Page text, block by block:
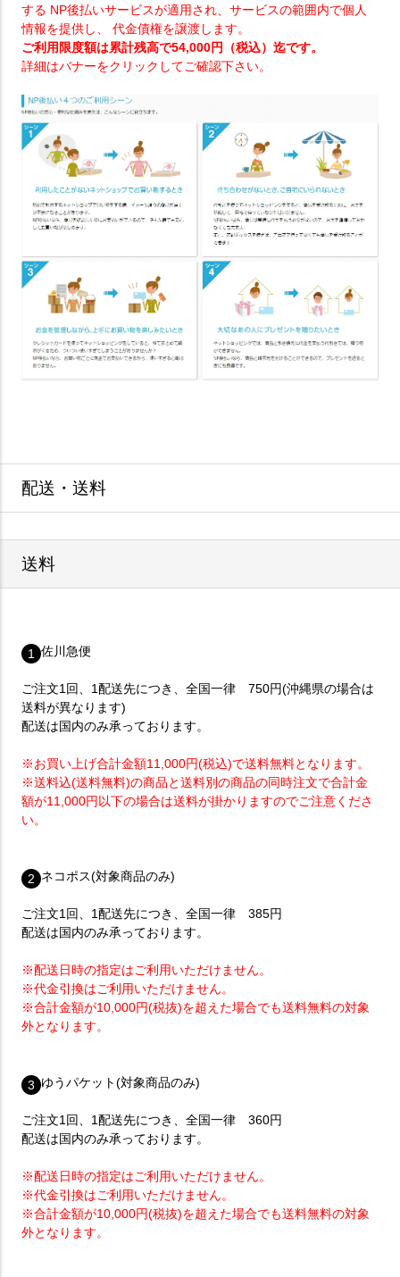
する NP後払いサービスが適用され、サービスの範囲内で個人
情報を提供し、 代金債権を譲渡します。
ご利用限度額は累計残高で54,000円（税込）迄です。
詳細はバナーをクリックしてご確認下さい。
配送・送料
送料
1 佐川急便
ご注文1回、1配送先につき、全国一律 750円(沖縄県の場合は
送料が異なります)
配送は国内のみ承っております。
※お買い上げ合計金額11,000円(税込)で送料無料となります。
※送料込(送料無料)の商品と送料別の商品の同時注文で合計金
額が11,000円以下の場合は送料が掛かりますのでご注意くださ
い。
2 ネコポス(対象商品のみ)
ご注文1回、1配送先につき、全国一律 385円
配送は国内のみ承っております。
※配送日時の指定はご利用いただけません。
※代金引換はご利用いただけません。
※合計金額が10,000円(税抜)を超えた場合でも送料無料の対象
外となります。
3 ゆうパケット(対象商品のみ)
ご注文1回、1配送先につき、全国一律 360円
配送は国内のみ承っております。
※配送日時の指定はご利用いただけません。
※代金引換はご利用いただけません。
※合計金額が10,000円(税抜)を超えた場合でも送料無料の対象
外となります。